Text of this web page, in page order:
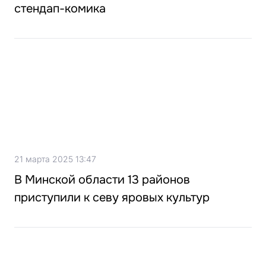
стендап-комика
21 марта 2025 13:47
В Минской области 13 районов
приступили к севу яровых культур